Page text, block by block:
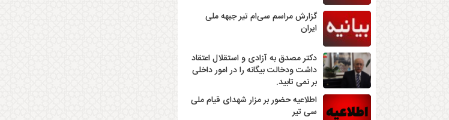
گزارش مراسم سی‌ام تیر جبهه ملی
ایران
دکتر مصدق به آزادی و استقلال اعتقاد
داشت ودخالت بیگانه را در امور داخلی
بر نمی تابید.
اطلاعیه حضور بر مزار شهدای قیام ملی
سی تیر